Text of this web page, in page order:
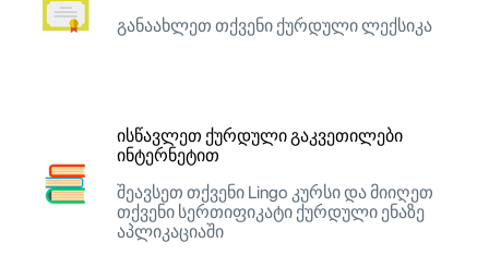
განაახლეთ თქვენი ქურდული ლექსიკა
ისწავლეთ ქურდული გაკვეთილები
ინტერნეტით
შეავსეთ თქვენი Lingo კურსი და მიიღეთ
თქვენი სერთიფიკატი ქურდული ენაზე
აპლიკაციაში